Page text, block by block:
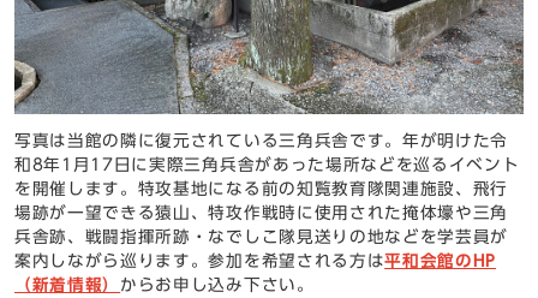
写真は当館の隣に復元されている三角兵舎です。年が明けた令
和8年1月17日に実際三角兵舎があった場所などを巡るイベント
を開催します。特攻基地になる前の知覧教育隊関連施設、飛行
場跡が一望できる猿山、特攻作戦時に使用された掩体壕や三角
兵舎跡、戦闘指揮所跡・なでしこ隊見送りの地などを学芸員が
案内しながら巡ります。参加を希望される方は平和会館のHP
（新着情報） からお申し込み下さい。